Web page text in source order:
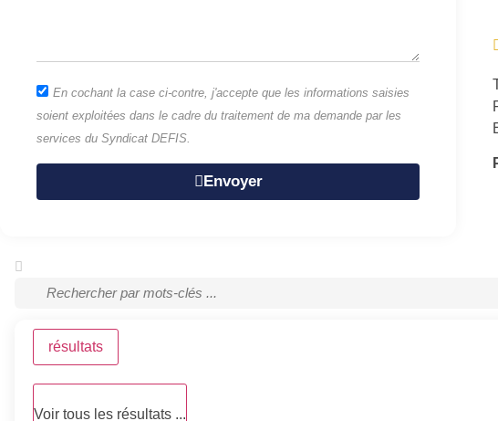
En cochant la case ci-contre, j'accepte que les informations saisies
soient exploitées dans le cadre du traitement de ma demande par les
services du Syndicat DEFIS.
Envoyer
résultats
Voir tous les résultats ...